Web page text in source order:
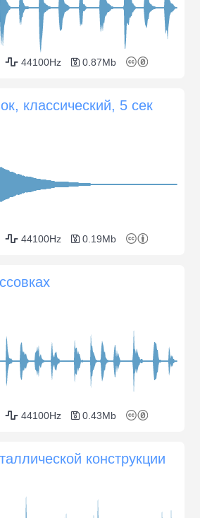
44100Hz 0.87Mb
классический, 5 сек
44100Hz 0.19Mb
44100Hz 0.43Mb
конструкции